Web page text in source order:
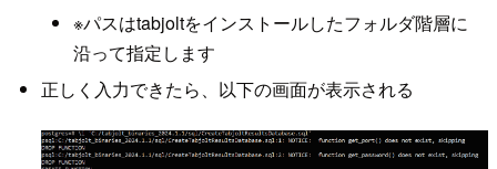
※パスはtabjoltをインストールしたフォルダ階層に
沿って指定します
正しく入力できたら、以下の画面が表示される